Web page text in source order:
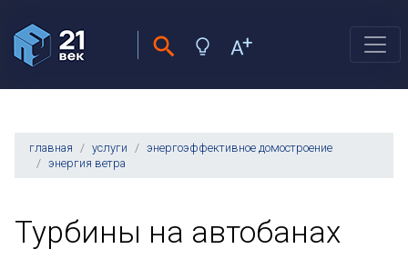
главная услуги
энергоэффективное домостроение
энергия ветра
Турбины на автобанах